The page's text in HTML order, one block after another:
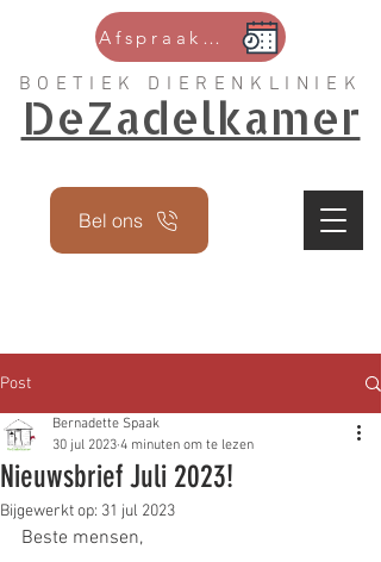
Bel ons
DeZadelkamer
BOETIEK DIERENKLINIEK
Afspraak maken
Post
Nieuwsbrief Juli 2023!
Bernadette Spaak
30 jul 2023 4 minuten om te lezen
Bijgewerkt op: 31 jul 2023
Beste mensen,